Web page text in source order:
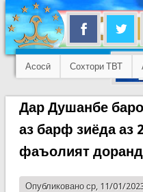
Асосӣ Сохтори ТВТ
Дар Душанбе
аз барф зиёда аз
фаъолият доранд
Опубликовано ср, 11/01/